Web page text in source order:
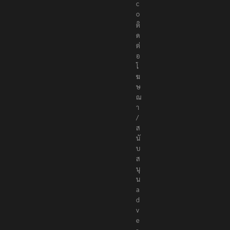
.
c
o
ติ
ด
ต่
อ
โ
ฆ
ษ
ณ
า
/
ส
นั
บ
ส
นุ
น
a
d
v